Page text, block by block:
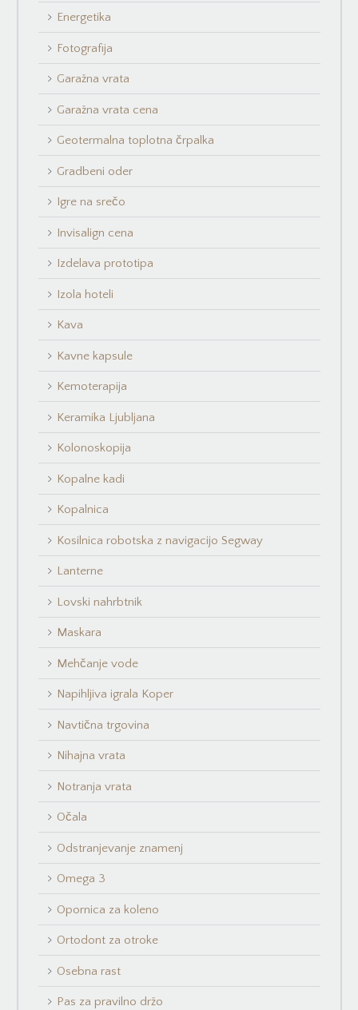
Energetika
Fotografija
Garažna vrata
Garažna vrata cena
Geotermalna toplotna črpalka
Gradbeni oder
Igre na srečo
Invisalign cena
Izdelava prototipa
Izola hoteli
Kava
Kavne kapsule
Kemoterapija
Keramika Ljubljana
Kolonoskopija
Kopalne kadi
Kopalnica
Kosilnica robotska z navigacijo Segway
Lanterne
Lovski nahrbtnik
Maskara
Mehčanje vode
Napihljiva igrala Koper
Navtična trgovina
Nihajna vrata
Notranja vrata
Očala
Odstranjevanje znamenj
Omega 3
Opornica za koleno
Ortodont za otroke
Osebna rast
Pas za pravilno držo